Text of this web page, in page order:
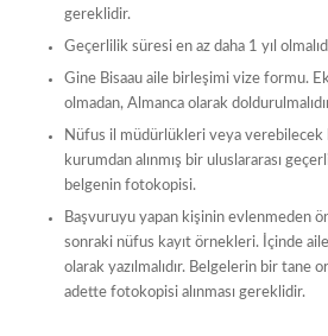
gereklidir.
Geçerlilik süresi en az daha 1 yıl
Gine Bisaau aile birleşimi vize formu.
olmadan, Almanca olarak
Nüfus il müdürlükleri veya
kurumdan alınmış bir uluslararası
belgenin fotokopisi.
Başvuruyu yapan kişinin evlenmeden
sonraki nüfus kayıt örnekleri. İçinde
olarak yazılmalıdır. Belgelerin bir tane
adette fotokopisi alınması gereklidir.